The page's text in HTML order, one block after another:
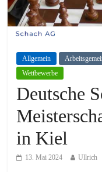
Allgemein
Wettbewerbe
Deutsche
in Kiel
13. Mai 2024 Ullrich